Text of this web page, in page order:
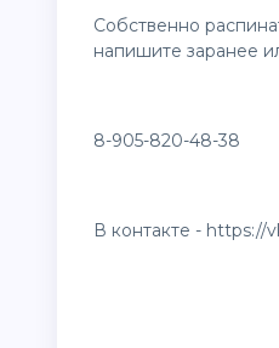
Собственно
напишите заранее
8-905-820-48-38
В контакте - https://